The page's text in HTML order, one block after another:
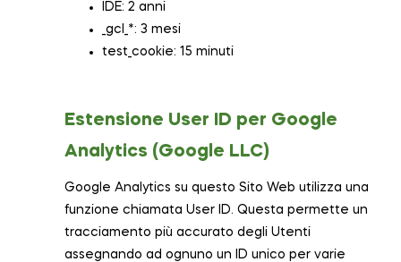
IDE: 2 anni
_gcl_*: 3 mesi
test_cookie: 15 minuti
Estensione User ID per Google
Analytics (Google LLC)
Google Analytics su questo Sito Web utilizza una
funzione chiamata User ID. Questa permette un
tracciamento più accurato degli Utenti
assegnando ad ognuno un ID unico per varie